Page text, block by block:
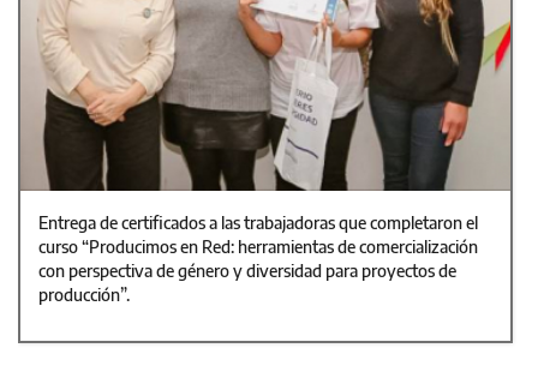
Entrega de certificados a las trabajadoras que completaron el
curso “Producimos en Red: herramientas de comercialización
con perspectiva de género y diversidad para proyectos de
producción”.